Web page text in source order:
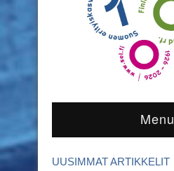
Menu
UUSIMMAT ARTIKKELIT